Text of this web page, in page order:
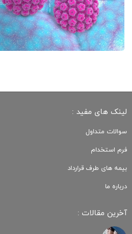
لینک های مفید :
سوالات متداول
فرم استخدام
بیمه های طرف قرارداد
درباره ما
آخرین مقالات :